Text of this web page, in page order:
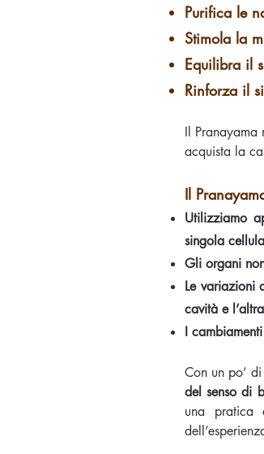
Purifica le
Stimola la
Equilibra il
Rinforza il
Il
acquista la
Il
Utilizziamo
singola
Gli organi
Le variazioni
cavità e
I
Con un po’
del senso di
una pratica